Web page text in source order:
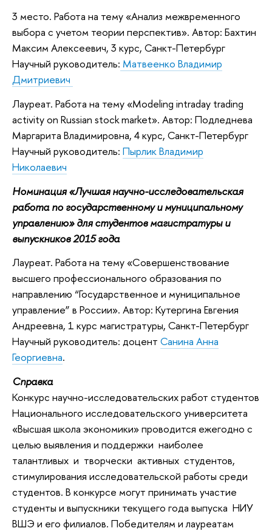
3 место. Работа на тему «Анализ межвременного
выбора с учетом теории перспектив». Автор: Бахтин
Максим Алексеевич, 3 курс, Санкт-Петербург
Научный руководитель: Матвеенко Владимир
Дмитриевич
Лауреат. Работа на тему «Modeling intraday trading
activity on Russian stock market». Автор: Подледнева
Маргарита Владимировна, 4 курс, Санкт-Петербург
Научный руководитель: Пырлик Владимир
Николаевич
Номинация «Лучшая научно-исследовательская
работа по государственному и муниципальному
управлению» для студентов магистратуры и
выпускников 2015 года
Лауреат. Работа на тему «Совершенствование
высшего профессионального образования по
направлению “Государственное и муниципальное
управление” в России». Автор: Кутергина Евгения
Андреевна, 1 курс магистратуры, Санкт-Петербург
Научный руководитель: доцент Санина Анна
Георгиевна.
Справка
Конкурс научно-исследовательских работ студентов
Национального исследовательского университета
«Высшая школа экономики» проводится ежегодно с
целью выявления и поддержки наиболее
талантливых и творчески активных студентов,
стимулирования исследовательской работы среди
студентов. В конкурсе могут принимать участие
студенты и выпускники текущего года выпуска НИУ
ВШЭ и его филиалов. Победителям и лауреатам